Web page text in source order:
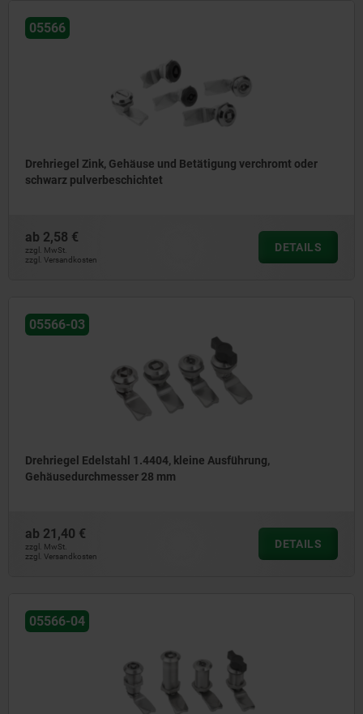
05566
Drehriegel Zink, Gehäuse und Betätigung verchromt oder
schwarz pulverbeschichtet
ab 2,58 €
zzgl. MwSt.
zzgl. Versandkosten
DETAILS
05566-03
Drehriegel Edelstahl 1.4404, kleine Ausführung,
Gehäusedurchmesser 28 mm
ab 21,40 €
zzgl. MwSt.
zzgl. Versandkosten
DETAILS
05566-04